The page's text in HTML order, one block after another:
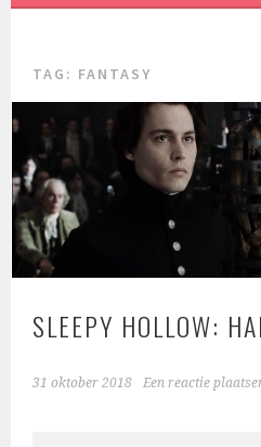
TAG: FANTASY
SLEEPY HOLLOW:
31 oktober 2018 Een reactie